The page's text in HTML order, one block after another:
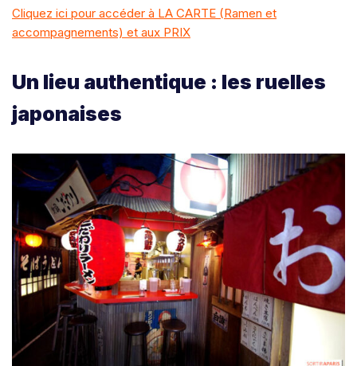
Cliquez ici pour accéder à LA CARTE (Ramen et
accompagnements) et aux PRIX
Un lieu authentique : les ruelles
japonaises